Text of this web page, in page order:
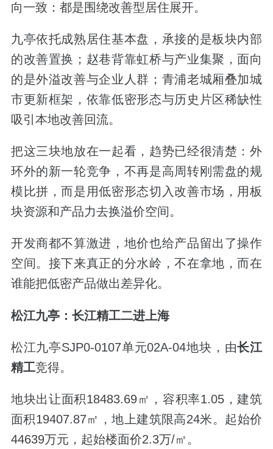
向一致：都是围绕改善型居住展开。
九亭依托成熟居住基本盘，承接的是板块内部
的改善置换；赵巷背靠虹桥与产业集聚，面向
的是外溢改善与企业人群；青浦老城厢叠加城
市更新框架，依靠低密形态与历史片区稀缺性
吸引本地改善回流。
把这三块地放在一起看，趋势已经很清楚：外
环外的新一轮竞争，不再是高周转刚需盘的规
模比拼，而是用低密形态切入改善市场，用板
块资源和产品力去换溢价空间。
开发商都不算激进，地价也给产品留出了操作
空间。接下来真正的分水岭，不在拿地，而在
谁能把低密产品做出差异化。
松江九亭：长江精工二进上海
松江九亭SJP0-0107单元02A-04地块，由长江
精工竞得。
地块出让面积18483.69㎡，容积率1.05 ，建筑
面积19407.87㎡，地上建筑限高24米。起始价
44639万元，起始楼面价2.3万/㎡。